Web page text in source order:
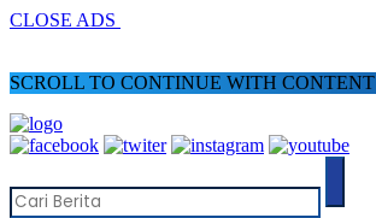
CLOSE ADS
SCROLL TO CONTINUE WITH CONTENT